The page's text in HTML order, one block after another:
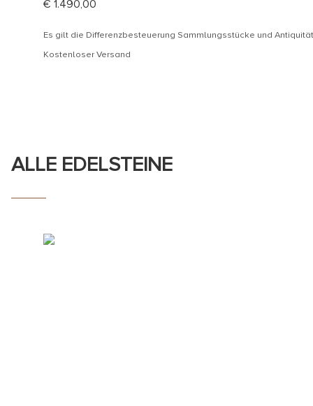
€ 1.490,00
Es gilt die Differenzbesteuerung Sammlungsstücke und
Kostenloser Versand
ALLE EDELSTEINE